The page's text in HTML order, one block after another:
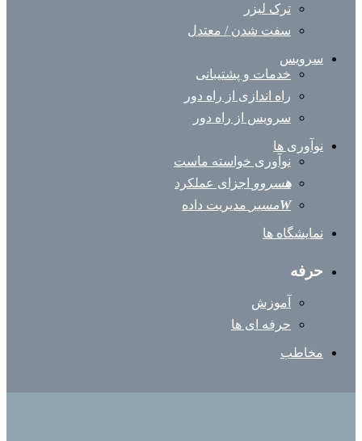
ترک لیزر
سفت شدن / معتدل
سرویس
خدمات و پشتیبانی
راه اندازی از راه دور
سرویس از راه دور
نوآوری ها
نوآوری خواسته ماست
هسروو
اجزای عملکرد
Wمسیر مدیریت داده
نمایشگاه ها
حرفه
آموزش
حرفه ای ها
مخاطب